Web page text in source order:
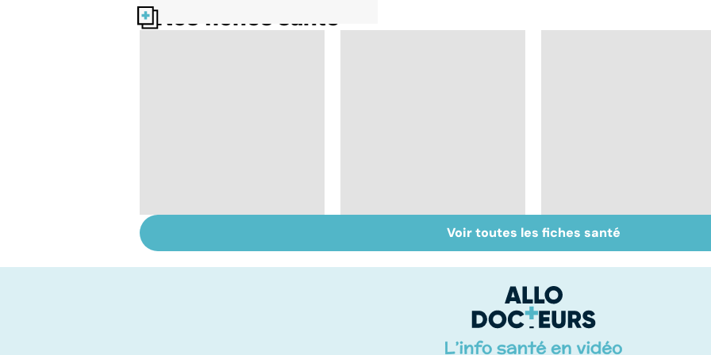
Nos fiches santé
comment est-elle
Faire du sport à
domicile, c'est facile !
Don de gamètes : le
pour et le contre
Voir toutes les fiches santé